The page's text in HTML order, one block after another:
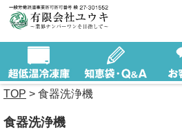
TOP > 食器洗浄機
食器洗浄機